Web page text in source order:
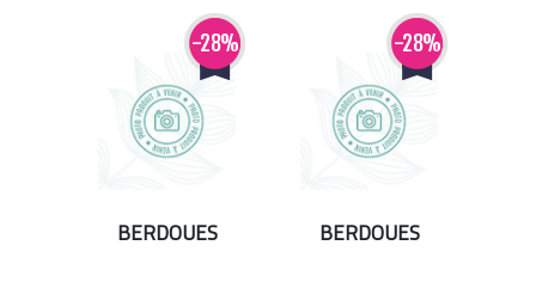
-28%
BERDOUES
-28%
BERDOUES